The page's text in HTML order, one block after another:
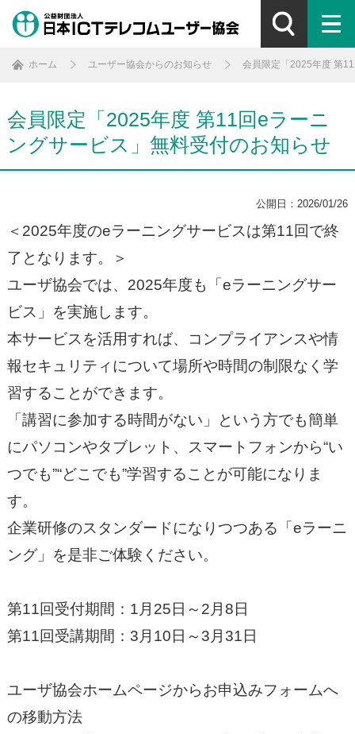
ホーム ユーザー協会からのお知らせ 会員限定「2025年度 第
会員限定「2025年度 第11回eラーニ
ングサービス」無料受付のお知らせ
公開日：2026/01/26
＜2025年度のeラーニングサービスは第11回で終
了となります。＞
ユーザ協会では、2025年度も「eラーニングサー
ビス」を実施します。
本サービスを活用すれば、コンプライアンスや情
報セキュリティについて場所や時間の制限なく学
習することができます。
「講習に参加する時間がない」という方でも簡単
にパソコンやタブレット、スマートフォンから“い
つでも”“どこでも”学習することが可能になりま
す。
企業研修のスタンダードになりつつある「eラーニ
ング」を是非ご体験ください。
第11回受付期間：1月25日～2月8日
第11回受講期間：3月10日～3月31日
ユーザ協会ホームページからお申込みフォームへ
の移動方法